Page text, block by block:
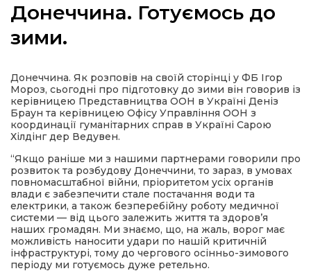
місія
Донеччина. Готуємось до
зими.
Донеччина. Як розповів на своїй сторінці у ФБ Ігор
Мороз, сьогодні про підготовку до зими він говорив із
керівницею Представництва ООН в Україні Деніз
Браун та керівницею Офісу Управління ООН з
координації гуманітарних справ в Україні Сарою
Хілдінг дер Ведувен.
“Якщо раніше ми з нашими партнерами говорили про
розвиток та розбудову Донеччини, то зараз, в умовах
повномасштабної війни, пріоритетом усіх органів
влади є забезпечити стале постачання води та
електрики, а також безперебійну роботу медичної
системи — від цього залежить життя та здоров’я
наших громадян. Ми знаємо, що, на жаль, ворог має
можливість наносити удари по нашій критичній
інфраструктурі, тому до чергового осінньо-зимового
періоду ми готуємось дуже ретельно.